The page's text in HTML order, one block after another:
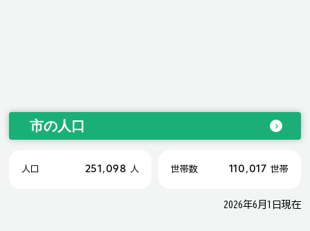
市の人口
人口 251,098 人 世帯数 110,017 世帯
2026年6月1日現在